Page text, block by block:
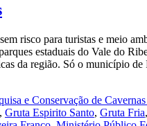
risco para turistas e meio
estaduais do Vale do
da região. Só o município de
e Conservação de
, Gruta Espirito Santo, Gruta Fria,